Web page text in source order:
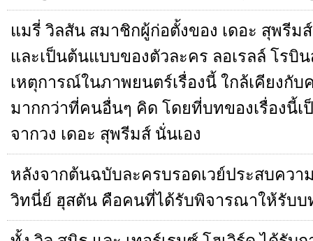
แมรี่ วิลสัน สมาชิกผู้ก่อตั้งของ เดอะ สุพรีมส์
และเป็นต้นแบบของตัวละคร ลอเรลล์ โรบิ
เหตุการณ์ในภาพยนตร์เรื่องนี้ ใกล้เคียงกับ
มากกว่าที่คนอื่นๆ คิด โดยที่บทของเรื่องนี้เ
จากวง เดอะ สุพรีมส์ นั่นเอง
หลังจากต้นฉบับละครบรอดเวย์ประสบควา
วิทนี่ย์ ฮุสตัน คือคนที่ได้รับพิจารณาให้รับบ